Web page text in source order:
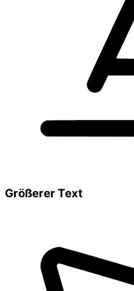
Größerer Text